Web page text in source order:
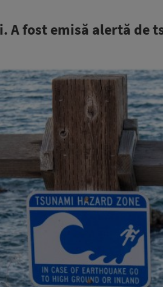
fost emisă alertă de